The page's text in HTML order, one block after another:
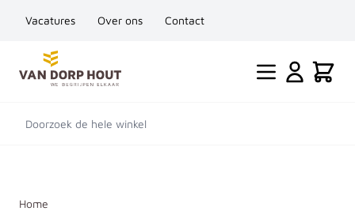
Vacatures Over ons Contact
Ga naar de inhoud
Cart
Doorzoek de hele winkel
Home